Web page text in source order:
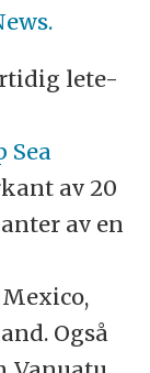
lete-
Sea
av 20
av en
Også